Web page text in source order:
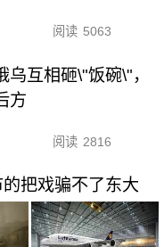
阅读 5063
乌互相砸\"饭碗\"，
方
阅读 2816
把戏骗不了东大